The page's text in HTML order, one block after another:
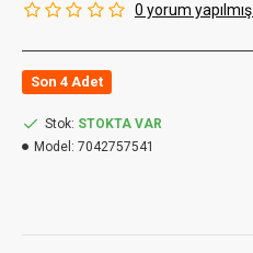
0 yorum yapılmış.
Son 4 Adet
Stok: STOKTA VAR
Model: 7042757541